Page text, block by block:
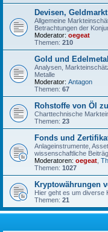
Devisen,
Allgemeine
Betrachtungen der
Moderator: oegeat
Themen: 210
Gold und
Analysen,
Metalle
Moderator: Antagon
Themen: 67
Rohstoffe von Öl
Charttechnische
Themen: 23
Fonds und
Anlageinstrumente,
wissenschaftliche
Moderatoren: oegeat
Themen: 1027
Kryptowährungen
Hier geht es um diverse
Themen: 21